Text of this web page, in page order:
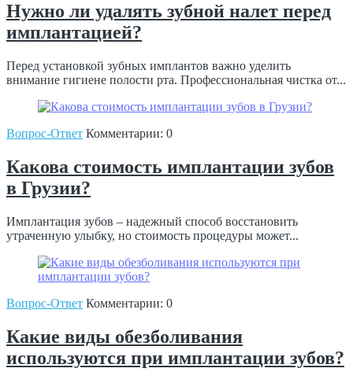
Нужно ли удалять зубной налет перед
имплантацией?
Перед установкой зубных имплантов важно уделить
внимание гигиене полости рта. Профессиональная чистка от...
Вопрос-Ответ Комментарии: 0
Какова стоимость имплантации зубов
в Грузии?
Имплантация зубов – надежный способ восстановить
утраченную улыбку, но стоимость процедуры может...
Вопрос-Ответ Комментарии: 0
Какие виды обезболивания
используются при имплантации зубов?